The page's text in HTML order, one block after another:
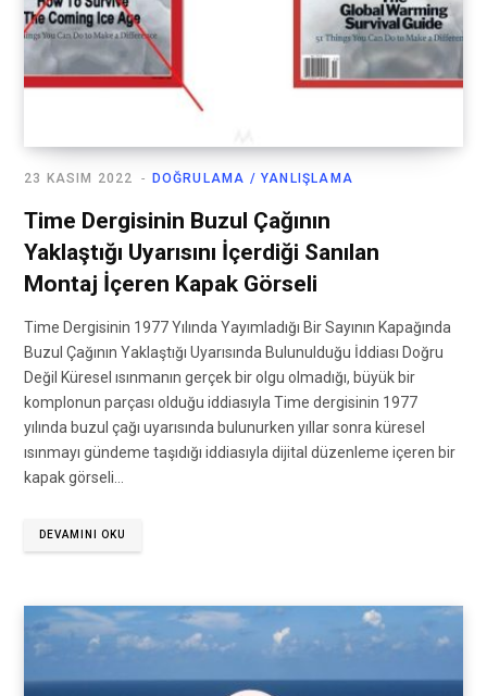
DOĞRULAMA / YANLIŞLAMA
23 KASIM 2022
Time Dergisinin Buzul Çağının
Yaklaştığı Uyarısını İçerdiği Sanılan
Montaj İçeren Kapak Görseli
Time Dergisinin 1977 Yılında Yayımladığı Bir Sayının Kapağında
Buzul Çağının Yaklaştığı Uyarısında Bulunulduğu İddiası Doğru
Değil Küresel ısınmanın gerçek bir olgu olmadığı, büyük bir
komplonun parçası olduğu iddiasıyla Time dergisinin 1977
yılında buzul çağı uyarısında bulunurken yıllar sonra küresel
ısınmayı gündeme taşıdığı iddiasıyla dijital düzenleme içeren bir
kapak görseli…
DEVAMINI OKU